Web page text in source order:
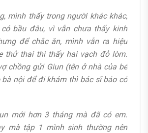
mình thấy trong người khác khác,
bầu đâu, vì vẫn chưa thấy kinh
để chắc ăn, mình vẫn ra hiệu
thử thai thì thấy hai vạch đỏ lòm.
chồng gửi Giun (tên ở nhà của bé
nội để đi khám thì bác sĩ bảo có
mới hơn 3 tháng mà đã có em.
mà tập 1 mình sinh thường nên